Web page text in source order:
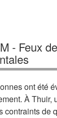
- Feux
ont été
À
contraints de